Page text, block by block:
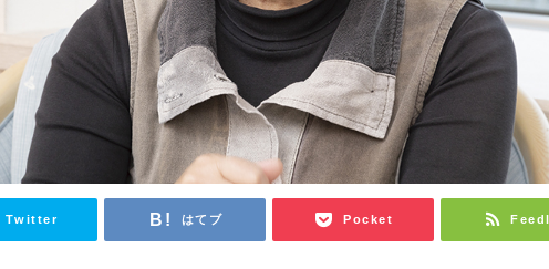
Twitter はてブ Pocket